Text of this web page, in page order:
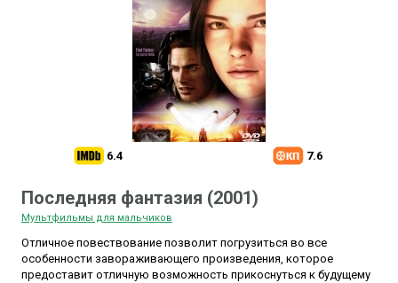
6.4 7.6
Последняя фантазия (2001)
Мультфильмы для мальчиков
Отличное повествование позволит погрузиться во все
особенности завораживающего произведения, которое
предоставит отличную возможность прикоснуться к будущему